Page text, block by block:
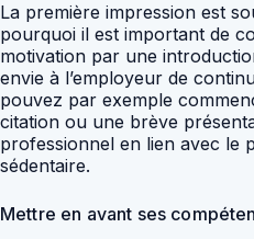
La première impression est
pourquoi il est important de
motivation par une
envie à l’employeur de
pouvez par exemple
citation ou une brève
professionnel en lien avec le
sédentaire.
Mettre en avant ses